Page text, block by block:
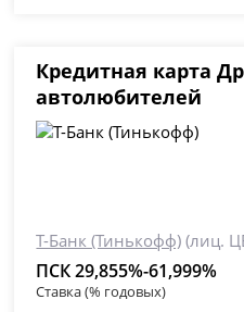
Кредитная карта
автолюбителей
Т-Банк (Тинькофф) (лиц.
ПСК 29,855%-61,999%
Ставка (% годовых)